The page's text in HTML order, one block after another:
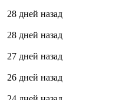
28 дней назад
28 дней назад
27 дней назад
26 дней назад